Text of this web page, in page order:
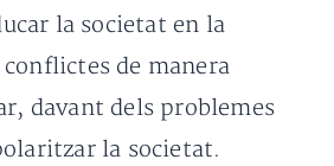
la societat en la
de manera
davant dels problemes
la societat.